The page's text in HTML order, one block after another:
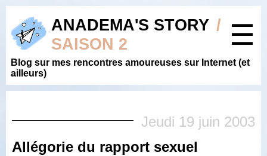
ANADEMA'S STORY /
SAISON 2
☰
Blog sur mes rencontres amoureuses sur Internet (et
ailleurs)
Jeudi 19 juin 2003
Allégorie du rapport sexuel